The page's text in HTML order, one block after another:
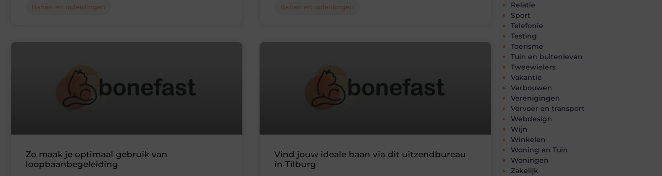
Relatie
Sport
Telefonie
Testing
Toerisme
Tuin en buitenleven
Tweewielers
Vakantie
Verbouwen
Verenigingen
Vervoer en transport
Webdesign
Wijn
Winkelen
Woning en Tuin
Woningen
Zakelijk
Banen en opleidingen Banen en opleidingen
Zo maak je optimaal gebruik van
loopbaanbegeleiding
Vind jouw ideale baan via dit uitzendbureau
in Tilburg